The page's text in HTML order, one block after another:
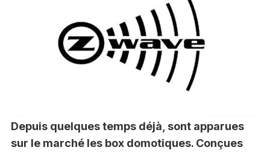
Depuis quelques temps déjà, sont apparues
sur le marché les box domotiques. Conçues